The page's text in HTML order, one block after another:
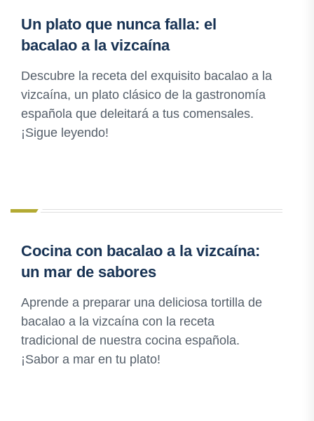
Un plato que nunca falla: el
bacalao a la vizcaína
Descubre la receta del exquisito bacalao a la
vizcaína, un plato clásico de la gastronomía
española que deleitará a tus comensales.
¡Sigue leyendo!
Cocina con bacalao a la vizcaína:
un mar de sabores
Aprende a preparar una deliciosa tortilla de
bacalao a la vizcaína con la receta
tradicional de nuestra cocina española.
¡Sabor a mar en tu plato!